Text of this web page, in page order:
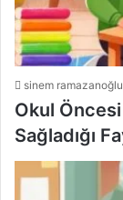
sinem ramazanoğlu
Okul Öncesi
Sağladığı